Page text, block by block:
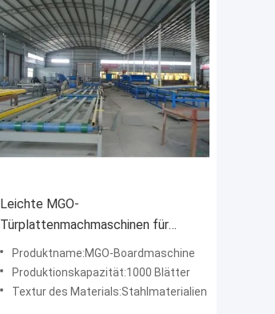
Leichte MGO-
Türplattenmachmaschinen für
Verbundwerkstoffe 1 Jahr Garantie
Produktname:MGO-Boardmaschine
Produktionskapazität:1000 Blätter
Textur des Materials:Stahlmaterialien